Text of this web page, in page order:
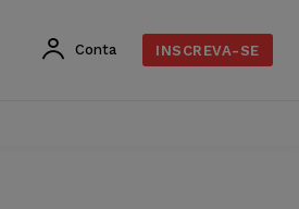
Conta INSCREVA-SE